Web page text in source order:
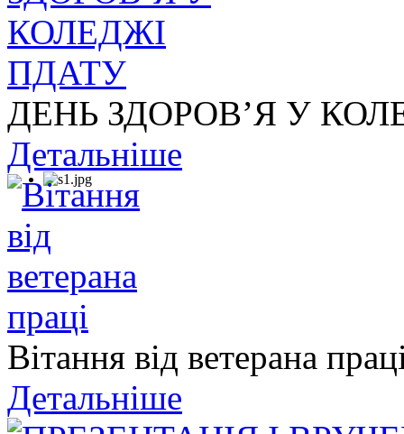
ДЕНЬ ЗДОРОВ’Я У
Детальніше
Вітання від ветерана
Детальніше